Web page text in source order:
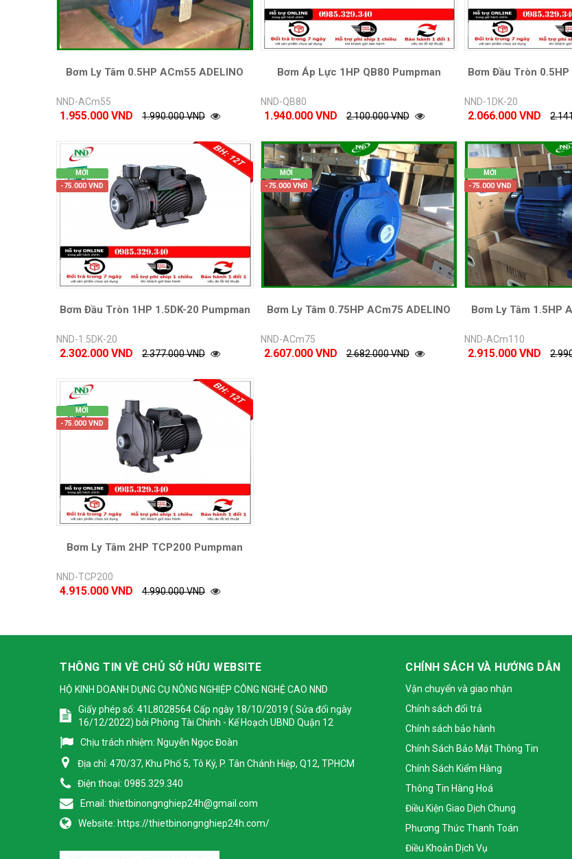
Bơm Ly Tâm 0.5HP ACm55 ADELINO
NND-ACm55
1.955.000 VND 1.990.000 VND
Bơm Áp Lực 1HP QB80 Pumpman
NND-QB80
1.940.000 VND 2.100.000 VND
Bơm Đầu Tròn 0.5HP
NND-1DK-20
2.066.000 VND
MỚI
-75.000 VND
Bơm Đầu Tròn 1HP 1.5DK-20 Pumpman
NND-1.5DK-20
2.302.000 VND 2.377.000 VND
MỚI
-75.000 VND
Bơm Ly Tâm 0.75HP ACm75 ADELINO
NND-ACm75
2.607.000 VND 2.682.000 VND
MỚI
-75.000 VND
Bơm Ly Tâm 1.5HP
NND-ACm110
2.915.000 VND
MỚI
-75.000 VND
Bơm Ly Tâm 2HP TCP200 Pumpman
NND-TCP200
4.915.000 VND 4.990.000 VND
THÔNG TIN VỀ CHỦ SỞ HỮU WEBSITE
HỘ KINH DOANH DỤNG CỤ NÔNG NGHIỆP CÔNG NGHỆ CAO NND
Giấy phép số: 41L8028564 Cấp ngày 18/10/2019 ( Sửa đổi ngày
16/12/2022) bởi Phòng Tài Chính - Kế Hoạch UBND Quận 12
Chịu trách nhiệm: Nguyễn Ngọc Đoàn
Địa chỉ: 470/37, Khu Phố 5, Tô Ký, P. Tân Chánh Hiệp, Q12, TPHCM
Điện thoại: 0985.329.340
Email: thietbinongnghiep24h@gmail.com
Website: https://thietbinongnghiep24h.com/
CHÍNH SÁCH VÀ HƯỚNG DẪN
Vận chuyển và giao nhận
Chính sách đổi trả
Chính sách bảo hành
Chính Sách Bảo Mật Thông Tin
Chính Sách Kiểm Hàng
Thông Tin Hàng Hoá
Điều Kiện Giao Dịch Chung
Phương Thức Thanh Toán
Điều Khoản Dịch Vụ